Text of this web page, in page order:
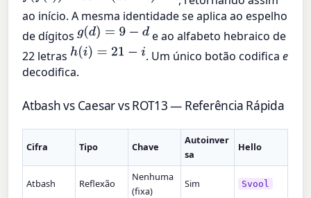
ao início. A mesma identidade se aplica ao espelho
de dígitosg(d)= 9− d
e ao alfabeto hebraico de
22 letras h(i)= 21−i . Um único botão codifica e
decodifica.
Atbash vs Caesar vs ROT13 — Referência Rápida
Cifra Tipo Chave
Autoinver
sa
Hello
Atbash Reflexão
Nenhuma
(fixa)
Sim Svool